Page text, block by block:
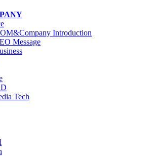
Introduction
Message
Tech